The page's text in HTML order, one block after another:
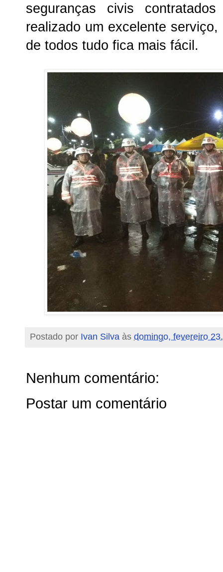
seguranças civis
realizado um excelente
de todos tudo fica mais fácil.
Postado por Ivan Silva às domingo, fevereiro
Nenhum comentário:
Postar um comentário